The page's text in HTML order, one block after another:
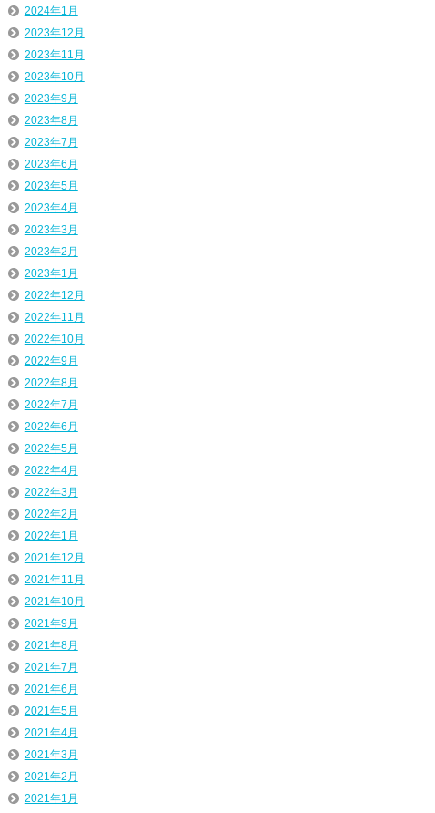
2024年1月
2023年12月
2023年11月
2023年10月
2023年9月
2023年8月
2023年7月
2023年6月
2023年5月
2023年4月
2023年3月
2023年2月
2023年1月
2022年12月
2022年11月
2022年10月
2022年9月
2022年8月
2022年7月
2022年6月
2022年5月
2022年4月
2022年3月
2022年2月
2022年1月
2021年12月
2021年11月
2021年10月
2021年9月
2021年8月
2021年7月
2021年6月
2021年5月
2021年4月
2021年3月
2021年2月
2021年1月